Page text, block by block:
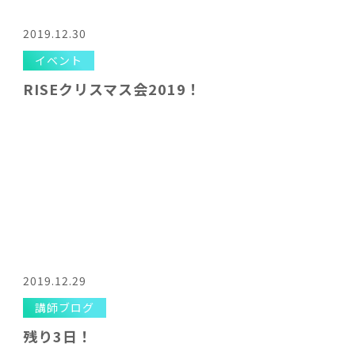
2019.12.30
イベント
RISEクリスマス会2019！
2019.12.29
講師ブログ
残り3日！